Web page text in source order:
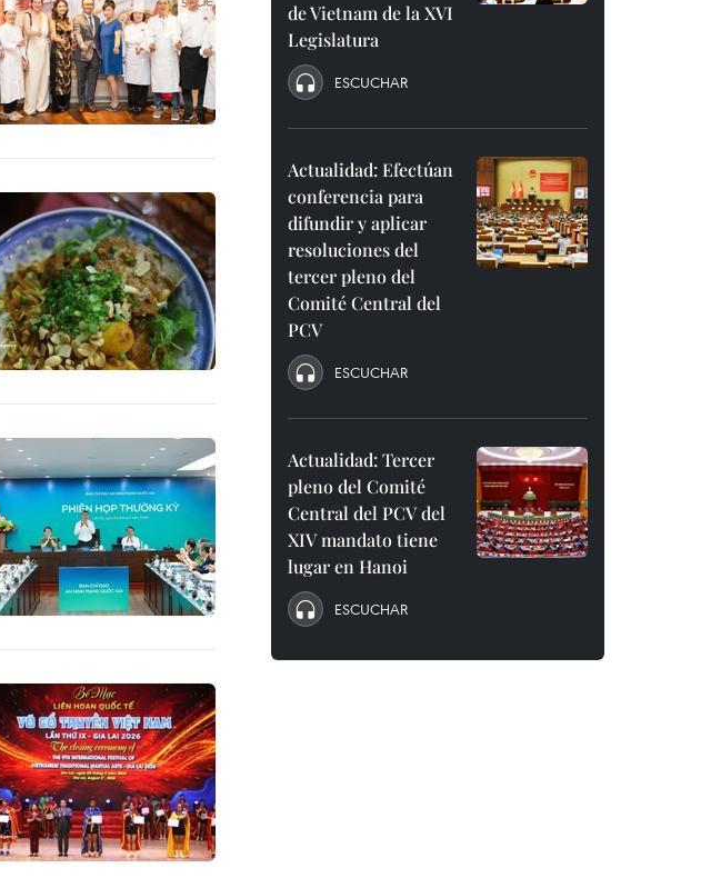
de Vietnam de la XVI
Legislatura
ESCUCHAR
Actualidad: Efectúan
conferencia para
difundir y aplicar
resoluciones del
tercer pleno del
Comité Central del
PCV
ESCUCHAR
Actualidad: Tercer
pleno del Comité
Central del PCV del
XIV mandato tiene
lugar en Hanoi
ESCUCHAR